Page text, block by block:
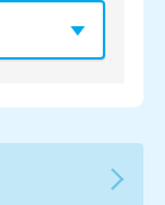
3月